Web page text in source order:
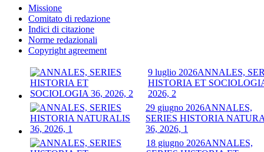
Missione
Comitato di redazione
Indici di citazione
Norme redazionali
Copyright agreement
9 luglio 2026ANNALES,
HISTORIA ET
2026, 2
29 giugno 2026ANNALES,
SERIES HISTORIA
36, 2026, 1
18 giugno 2026ANNALES,